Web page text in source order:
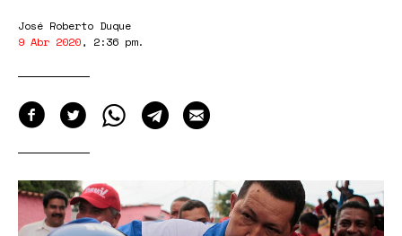
José Roberto Duque
9 Abr 2020, 2:36 pm.